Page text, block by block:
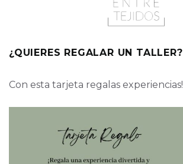
¿QUIERES REGALAR UN TALLER?
Con esta tarjeta regalas experiencias!